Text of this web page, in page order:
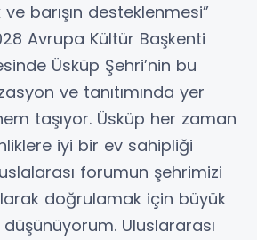
barışın desteklenmesi”
Avrupa Kültür Başkenti
Üsküp Şehri’nin bu
ve tanıtımında yer
taşıyor. Üsküp her zaman
iyi bir ev sahipliği
forumun şehrimizi
doğrulamak için büyük
düşünüyorum. Uluslararası